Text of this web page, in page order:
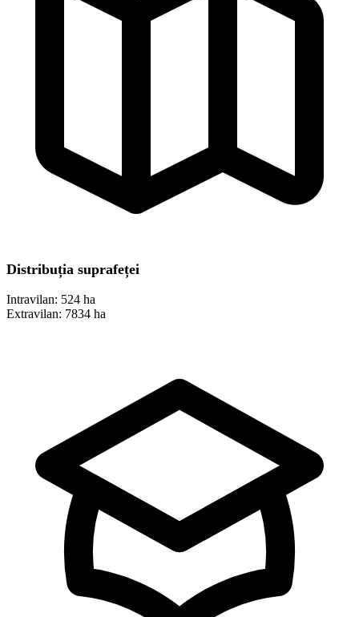
Distribuția suprafeței
Intravilan: 524 ha
Extravilan: 7834 ha